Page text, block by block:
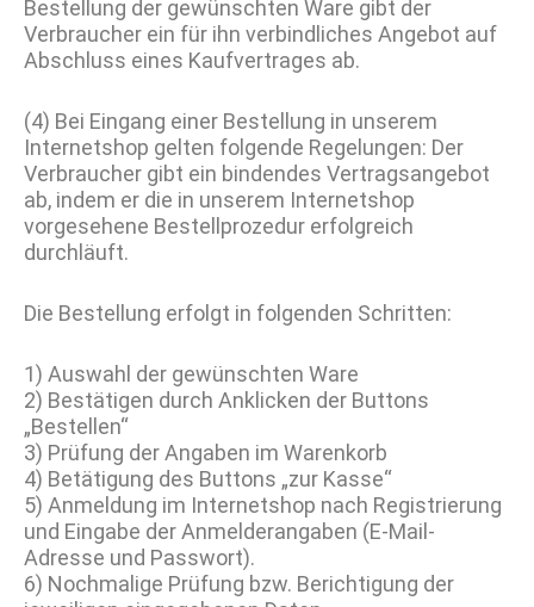
Bestellung der gewünschten Ware gibt der
Verbraucher ein für ihn verbindliches Angebot auf
Abschluss eines Kaufvertrages ab.
(4) Bei Eingang einer Bestellung in unserem
Internetshop gelten folgende Regelungen: Der
Verbraucher gibt ein bindendes Vertragsangebot
ab, indem er die in unserem Internetshop
vorgesehene Bestellprozedur erfolgreich
durchläuft.
Die Bestellung erfolgt in folgenden Schritten:
1) Auswahl der gewünschten Ware
2) Bestätigen durch Anklicken der Buttons
„Bestellen“
3) Prüfung der Angaben im Warenkorb
4) Betätigung des Buttons „zur Kasse“
5) Anmeldung im Internetshop nach Registrierung
und Eingabe der Anmelderangaben (E-Mail-
Adresse und Passwort).
6) Nochmalige Prüfung bzw. Berichtigung der